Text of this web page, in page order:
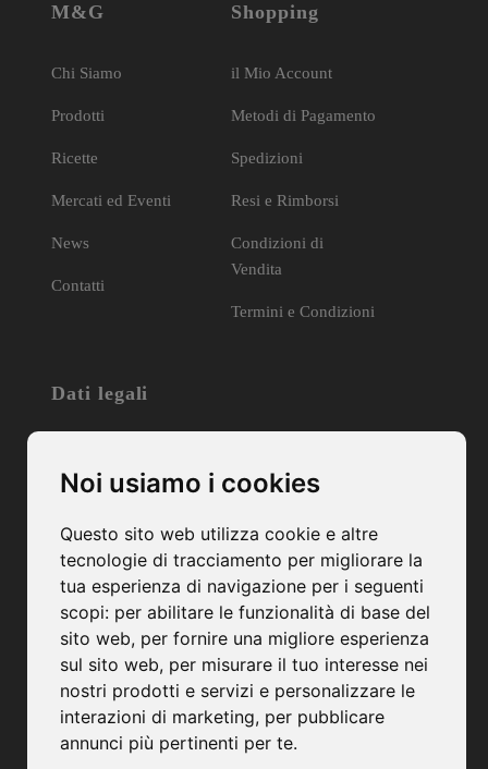
Noi usiamo i cookies
Questo sito web utilizza cookie e altre
tecnologie di tracciamento per migliorare la
tua esperienza di navigazione per i seguenti
scopi: per abilitare le funzionalità di base del
sito web, per fornire una migliore esperienza
sul sito web, per misurare il tuo interesse nei
nostri prodotti e servizi e personalizzare le
interazioni di marketing, per pubblicare
annunci più pertinenti per te.
M&G
Chi Siamo
Prodotti
Ricette
Mercati ed Eventi
News
Contatti
Shopping
il Mio Account
Metodi di Pagamento
Spedizioni
Resi e Rimborsi
Condizioni di
Vendita
Termini e Condizioni
Dati legali
Sede Legale e Operativa:
31050 – Merlengo di Ponzano Veneto – TV
C.F. e P.IVA: 04931650263
PEC: mgmorandingraziotto@pec.it
Camera di Commercio di Treviso-Belluno
Numero Rea: TV-411358
Capitale Sociale: € 20.000,00 (I.V.)